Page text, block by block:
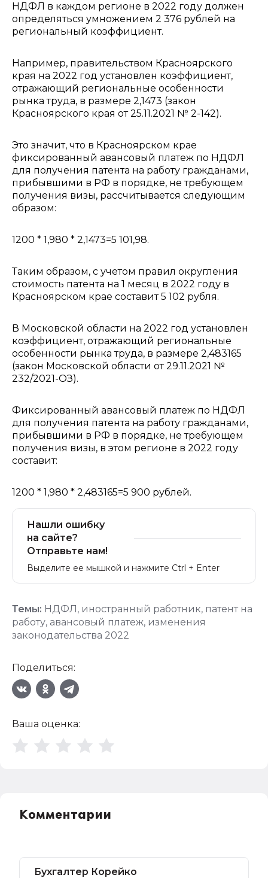
НДФЛ в каждом регионе в 2022 году должен
определяться умножением 2 376 рублей на
региональный коэффициент.
Например, правительством Красноярского
края на 2022 год установлен коэффициент,
отражающий региональные особенности
рынка труда, в размере 2,1473 (закон
Красноярского края от 25.11.2021 № 2-142).
Это значит, что в Красноярском крае
фиксированный авансовый платеж по НДФЛ
для получения патента на работу гражданами,
прибывшими в РФ в порядке, не требующем
получения визы, рассчитывается следующим
образом:
1200 * 1,980 * 2,1473=5 101,98.
Таким образом, с учетом правил округления
стоимость патента на 1 месяц в 2022 году в
Красноярском крае составит 5 102 рубля.
В Московской области на 2022 год установлен
коэффициент, отражающий региональные
особенности рынка труда, в размере 2,483165
(закон Московской области от 29.11.2021 №
232/2021-ОЗ).
Фиксированный авансовый платеж по НДФЛ
для получения патента на работу гражданами,
прибывшими в РФ в порядке, не требующем
получения визы, в этом регионе в 2022 году
составит:
1200 * 1,980 * 2,483165=5 900 рублей.
Нашли ошибку
на сайте?
Отправьте нам!
Выделите ее мышкой и нажмите Ctrl + Enter
Темы: НДФЛ, иностранный работник, патент на
работу, авансовый платеж, изменения
законодательства 2022
Поделиться:
Ваша оценка:
Комментарии